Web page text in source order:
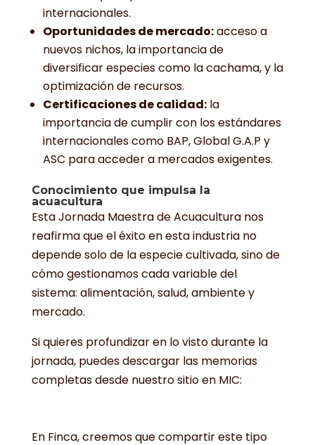
internacionales.
Oportunidades de mercado:acceso a
nuevos nichos, la importancia de
diversificar especies como la cachama, y la
optimización de recursos.
Certificaciones de calidad:la
importancia de cumplir con los estándares
internacionales como BAP, Global G.A.P y
ASC para acceder a mercados exigentes.
Conocimiento que impulsa la
acuacultura
Esta Jornada Maestra de Acuacultura nos
reafirma que el éxito en esta industria no
depende solo de la especie cultivada, sino de
cómo gestionamos cada variable del
sistema: alimentación, salud, ambiente y
mercado.
Si quieres profundizar en lo visto durante la
jornada, puedes descargar las memorias
completas desde nuestro sitio en MIC:
En Finca, creemos que compartir este tipo